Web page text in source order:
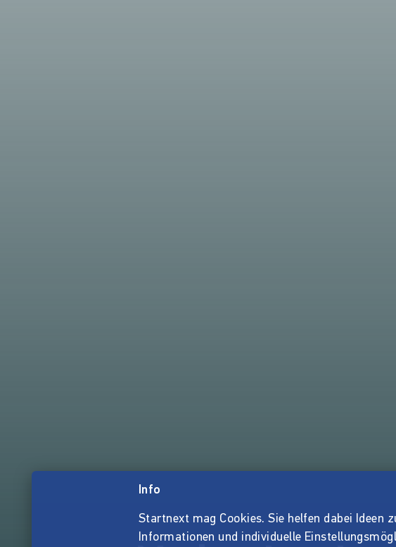
Info
Startnext mag Cookies. Sie helfen dabei Ideen
Informationen und individuelle